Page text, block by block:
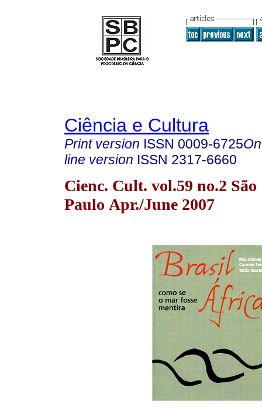
Ciência e Cultura
Print version ISSN 0009-6725
line version ISSN 2317-6660
Cienc. Cult. vol.59 no.2 São
Paulo Apr./June 2007